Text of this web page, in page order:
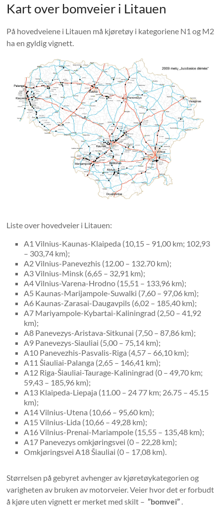
Kart over bomveier i Litauen
På hovedveiene i Litauen må kjøretøy i kategoriene N1 og M2
ha en gyldig vignett.
Liste over hovedveier i Litauen:
A1 Vilnius-Kaunas-Klaipeda (10,15 – 91,00 km; 102,93
– 303,74 km);
A2 Vilnius-Panevezhis (12.00 – 132.70 km);
A3 Vilnius-Minsk (6,65 – 32,91 km);
A4 Vilnius-Varena-Hrodno (15,51 – 133,96 km);
A5 Kaunas-Marijampole-Suwalki (7,60 – 97,06 km);
A6 Kaunas-Zarasai-Daugavpils (6,02 – 185,40 km);
A7 Mariyampole-Kybartai-Kaliningrad (2,50 – 41,92
km);
A8 Panevezys-Aristava-Sitkunai (7,50 – 87,86 km);
A9 Panevezys-Siauliai (5,00 – 75,14 km);
A10 Panevezhis-Pasvalis-Riga (4,57 – 66,10 km);
A11 Šiauliai-Palanga (2,65 – 146,41 km);
A12 Riga-Šiauliai-Taurage-Kaliningrad (0 – 49,70 km;
59,43 – 185,96 km);
A13 Klaipeda-Liepaja (11.00 – 24 77 km; 26.75 – 45.15
km);
A14 Vilnius-Utena (10,66 – 95,60 km);
A15 Vilnius-Lida (10,66 – 49,28 km);
A16 Vilnius-Prenai-Mariampole (15,55 – 135,48 km);
A17 Panevezys omkjøringsvei (0 – 22,28 km);
Omkjøringsvei A18 Šiauliai (0 – 17,08 km).
Størrelsen på gebyret avhenger av kjøretøykategorien og
varigheten av bruken av motorveier. Veier hvor det er forbudt
å kjøre uten vignett er merket med skilt – ”bomvei” .